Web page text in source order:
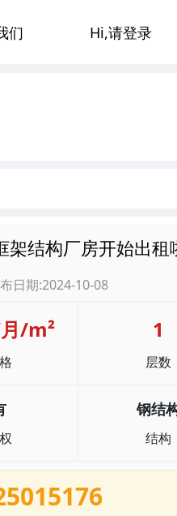
Hi,请登录
们
架结构厂房开始出租
日期:2024-10-08
/m² 1
层数
钢结
结构